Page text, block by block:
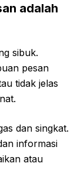
adalah
sibuk.
pesan
tidak jelas
dan singkat.
informasi
atau